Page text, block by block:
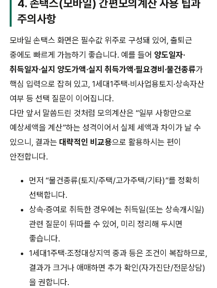
4. 손택스(모바일) 간편모의계산 사용 팁과
주의사항
모바일 손택스 화면은 필수값 위주로 구성돼 있어, 출퇴근
중에도 빠르게 가늠하기 좋습니다. 예를 들어 양도일자·
취득일자·실지 양도가액·실지 취득가액·필요경비·물건종류가
핵심 입력으로 잡혀 있고, 1세대1주택·비사업용토지·상속자산
여부 등 선택 질문이 이어집니다.
다만 앞서 말씀드린 것처럼 모의계산은 “일부 사항만으로
예상세액을 계산”하는 성격이어서 실제 세액과 차이가 날 수
있으니, 결과는 대략적인 비교용으로 활용하시는 편이
안전합니다.
먼저 “물건종류(토지/주택/고가주택/기타)”를 정확히
선택합니다.
상속·증여로 취득한 경우에는 취득일(또는 상속개시일)
관련 질문이 뒤따를 수 있어, 미리 정리해 두시면
좋습니다.
1세대1주택·조정대상지역 중과 등은 조건이 복잡하므로,
결과가 크거나 애매하면 추가 확인(자가진단/전문상담)
을 권합니다.